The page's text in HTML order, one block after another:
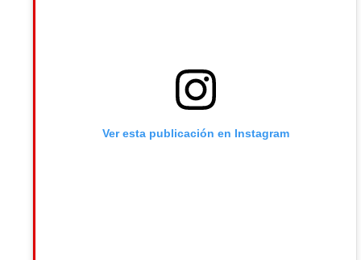
Ver esta publicación en Instagram